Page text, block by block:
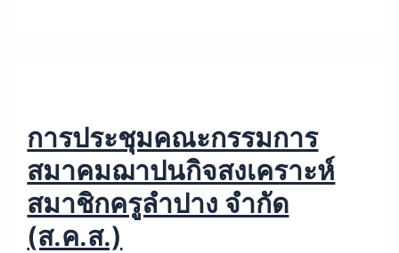
การประชุมคณะกรรมการ
สมาคมฌาปนกิจสงเคราะห์
สมาชิกครูลำปาง จำกัด
(ส.ค.ส.)